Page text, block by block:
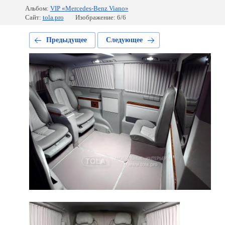
Альбом: VIP «Mercedes-Benz Viano»
Сайт: tola.pro Изображение: 6/6
Предыдущее Следующее